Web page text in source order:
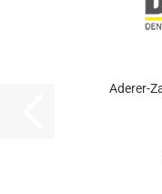
Aderer-​​